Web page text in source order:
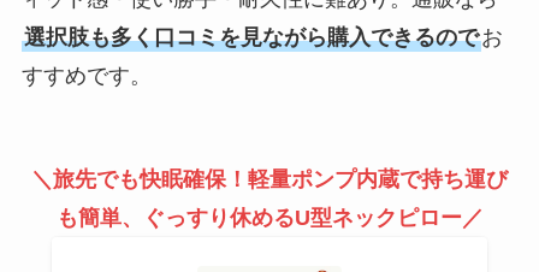
選択肢も多く口コミを見ながら購入できるのでお
すすめです。
＼旅先でも快眠確保！軽量ポンプ内蔵で持ち運び
も簡単、ぐっすり休めるU型ネックピロー／